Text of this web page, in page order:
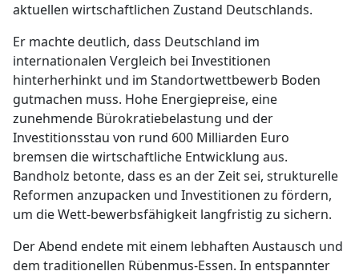
aktuellen wirtschaftlichen Zustand Deutschlands.
Er machte deutlich, dass Deutschland im
internationalen Vergleich bei Investitionen
hinterherhinkt und im Standortwettbewerb Boden
gutmachen muss. Hohe Energiepreise, eine
zunehmende Bürokratiebelastung und der
Investitionsstau von rund 600 Milliarden Euro
bremsen die wirtschaftliche Entwicklung aus.
Bandholz betonte, dass es an der Zeit sei, strukturelle
Reformen anzupacken und Investitionen zu fördern,
um die Wett-bewerbsfähigkeit langfristig zu sichern.
Der Abend endete mit einem lebhaften Austausch und
dem traditionellen Rübenmus-Essen. In entspannter